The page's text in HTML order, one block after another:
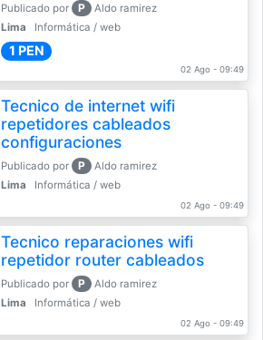
Publicado por P
Aldo ramirez
Lima
Informática / web
1 PEN
02 Ago - 09:49
Tecnico de internet wifi
repetidores cableados
configuraciones
Publicado por P
Aldo ramirez
Lima
Informática / web
02 Ago - 09:49
Tecnico reparaciones wifi
repetidor router cableados
Publicado por P
Aldo ramirez
Lima
Informática / web
02 Ago - 09:49